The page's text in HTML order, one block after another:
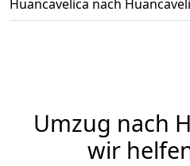
Huancavelica nach
Umzug nach
wir